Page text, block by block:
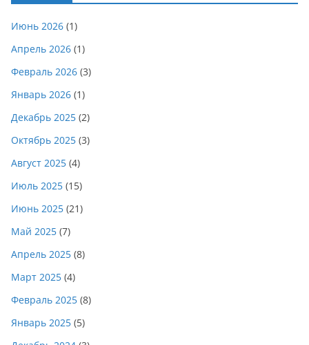
Июнь 2026 (1)
Апрель 2026 (1)
Февраль 2026 (3)
Январь 2026 (1)
Декабрь 2025 (2)
Октябрь 2025 (3)
Август 2025 (4)
Июль 2025 (15)
Июнь 2025 (21)
Май 2025 (7)
Апрель 2025 (8)
Март 2025 (4)
Февраль 2025 (8)
Январь 2025 (5)